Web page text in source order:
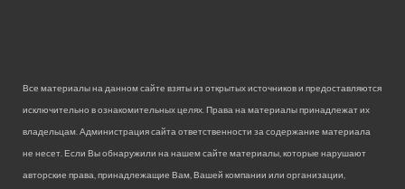
Все материалы на данном сайте взяты из открытых источников и предоставляются
исключительно в ознакомительных целях. Права на материалы принадлежат их
владельцам. Администрация сайта ответственности за содержание материала
не несет. Если Вы обнаружили на нашем сайте материалы, которые нарушают
авторские права, принадлежащие Вам, Вашей компании или организации,